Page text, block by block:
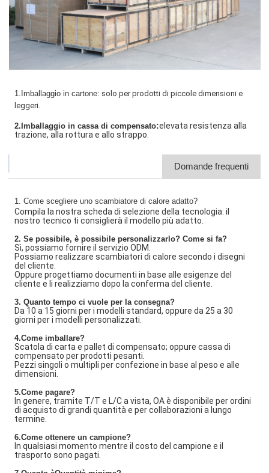
1.Imballaggio in cartone: solo per prodotti di piccole dimensioni e
leggeri.
2.Imballaggio in cassa di compensato:elevata resistenza alla
trazione, alla rottura e allo strappo.
Domande frequenti
1. Come scegliere uno scambiatore di calore adatto?
Compila la nostra scheda di selezione della tecnologia: il
nostro tecnico ti consiglierà il modello più adatto.
2. Se possibile, è possibile personalizzarlo? Come si fa?
Sì, possiamo fornire il servizio ODM.
Possiamo realizzare scambiatori di calore secondo i disegni
del cliente.
Oppure progettiamo documenti in base alle esigenze del
cliente e li realizziamo dopo la conferma del cliente.
3. Quanto tempo ci vuole per la consegna?
Da 10 a 15 giorni per i modelli standard, oppure da 25 a 30
giorni per i modelli personalizzati.
4.Come imballare?
Scatola di carta e pallet di compensato; oppure cassa di
compensato per prodotti pesanti.
Pezzi singoli o multipli per confezione in base al peso e alle
dimensioni.
5.Come pagare?
In genere, tramite T/T e L/C a vista, OA è disponibile per ordini
di acquisto di grandi quantità e per collaborazioni a lungo
termine.
6.Come ottenere un campione?
In qualsiasi momento mentre il costo del campione e il
trasporto sono pagati.